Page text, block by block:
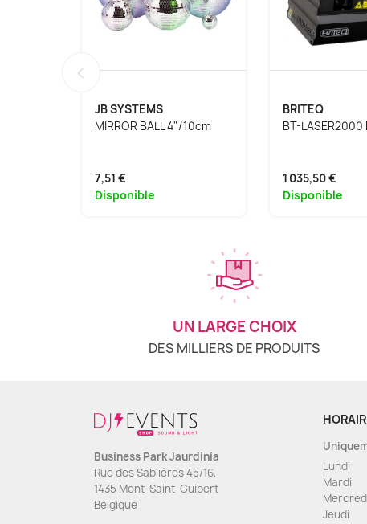
JB SYSTEMS
MIRROR BALL 4"/10cm
7,51 €
Disponible
BRITEQ
BT-LASER2000
1 035,50 €
Disponible
‹
UN LARGE CHOIX
DES MILLIERS DE PRODUITS
Business Park Jaurdinia
Rue des Sablières 45/16,
1435 Mont-Saint-Guibert
Belgique
Lundi
Mardi
Jeudi